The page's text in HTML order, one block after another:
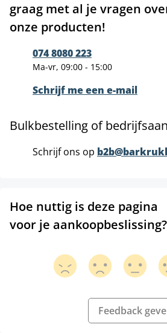
graag met al je vragen
onze producten!
074 8080 223
Ma-vr, 09:00 - 15:00
Schrijf me een e-mail
Bulkbestelling of
Schrijf ons op
Hoe nuttig is deze pagina
voor je aankoopbeslissing?
Feedback